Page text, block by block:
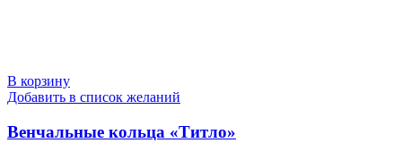
В корзину
Добавить в список желаний
Венчальные кольца «Титло»